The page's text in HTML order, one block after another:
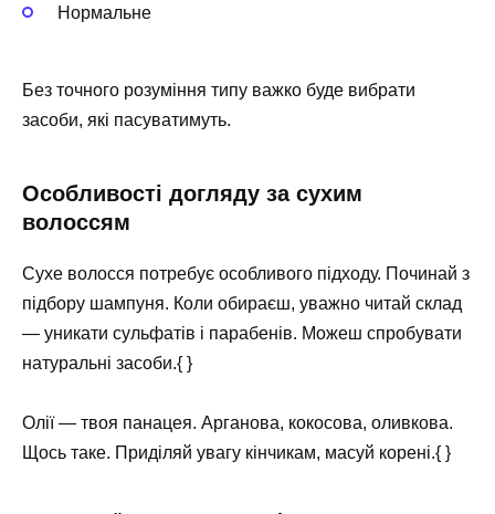
Нормальне
Без точного розуміння типу важко буде вибрати
засоби, які пасуватимуть.
Особливості догляду за сухим
волоссям
Сухе волосся потребує особливого підходу. Починай з
підбору шампуня. Коли обираєш, уважно читай склад
— уникати сульфатів і парабенів. Можеш спробувати
натуральні засоби.{ }
Олії — твоя панацея. Арганова, кокосова, оливкова.
Щось таке. Приділяй увагу кінчикам, масуй корені.{ }